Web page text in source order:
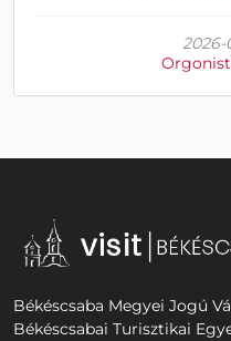
2026-
Békéscsaba Megyei Jogú
Békéscsabai Turisztikai